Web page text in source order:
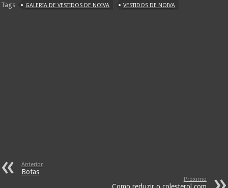
Tags GALERIA DE VESTIDOS DE NOIVA VESTIDOS DE NOIVA
Anterior
Botas
Próximo
Como reduzir o colesterol com